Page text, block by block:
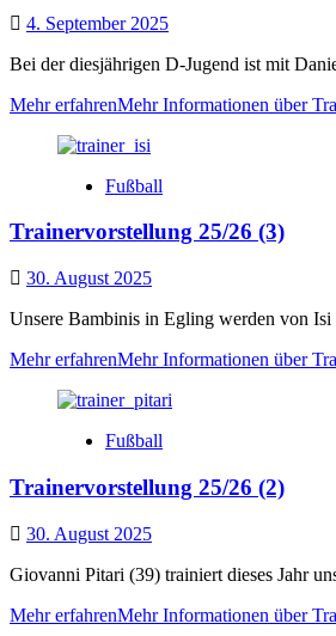
4. September 2025
Bei der diesjährigen D-Jugend ist mit
Mehr erfahrenMehr Informationen über
Fußball
Trainervorstellung 25/26 (3)
30. August 2025
Unsere Bambinis in Egling werden von Isi
Mehr erfahrenMehr Informationen über
Fußball
Trainervorstellung 25/26 (2)
30. August 2025
Giovanni Pitari (39) trainiert dieses Jahr
Mehr erfahrenMehr Informationen über